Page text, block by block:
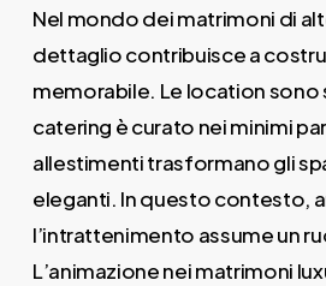
Nel mondo dei matrimoni di
dettaglio contribuisce a
memorabile. Le location sono
catering è curato nei minimi
allestimenti trasformano gli
eleganti. In questo contesto,
l’intrattenimento assume un
L’animazione nei matrimoni